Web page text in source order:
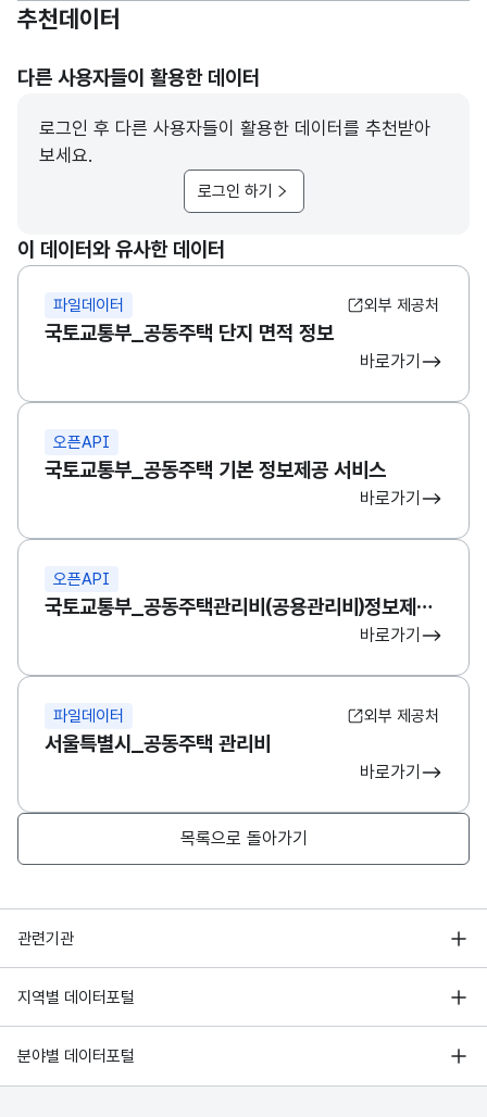
추천데이터
다른 사용자들이 활용한 데이터
로그인 후 다른 사용자들이 활용한 데이터를 추천받아
보세요.
로그인 하기
이 데이터와 유사한 데이터
파일데이터 외부 제공처
국토교통부_공동주택 단지 면적 정보
바로가기
오픈API
국토교통부_공동주택 기본 정보제공 서비스
바로가기
오픈API
국토교통부_공동주택관리비(공용관리비)정보제공서비스
바로가기
파일데이터 외부 제공처
서울특별시_공동주택 관리비
바로가기
목록으로 돌아가기
관련기관
행정안전부
한국지능정보사회진흥원
국가정보자원관리원
지역별 데이터포털
서울 열린데이터광장
경기데이터드림
분야별 데이터포털
기상자료개방포털
국토교통부 공간정보오픈플랫폼